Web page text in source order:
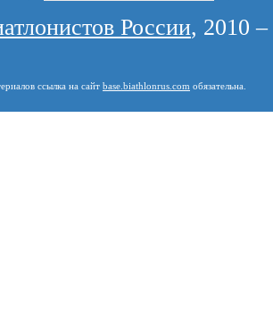
России, 2010
ссылка на сайт base.biathlonrus.com обязательна.